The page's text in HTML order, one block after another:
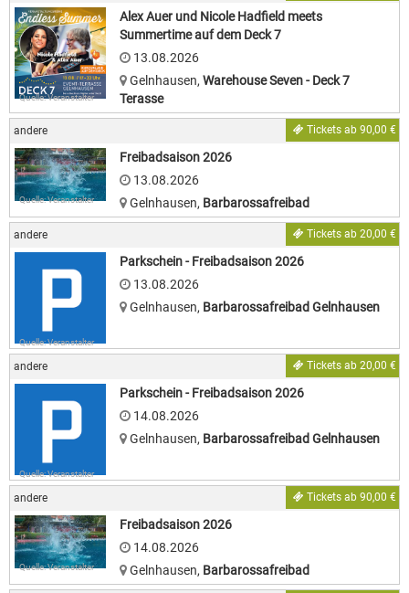
Quelle: Veranstalter
Alex Auer und Nicole Hadfield meets
Summertime auf dem Deck 7
13.08.2026
Gelnhausen, Warehouse Seven - Deck 7
Terasse
andere Tickets ab 90,00 €
Quelle: Veranstalter
Freibadsaison 2026
13.08.2026
Gelnhausen, Barbarossafreibad
andere Tickets ab 20,00 €
Quelle: Veranstalter
Parkschein - Freibadsaison 2026
13.08.2026
Gelnhausen, Barbarossafreibad Gelnhausen
andere Tickets ab 20,00 €
Quelle: Veranstalter
Parkschein - Freibadsaison 2026
14.08.2026
Gelnhausen, Barbarossafreibad Gelnhausen
andere Tickets ab 90,00 €
Quelle: Veranstalter
Freibadsaison 2026
14.08.2026
Gelnhausen, Barbarossafreibad